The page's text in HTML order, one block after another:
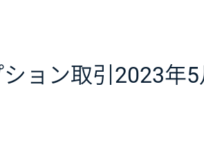
ョン取引2023年